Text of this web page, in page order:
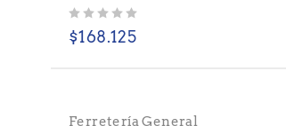
$168.125
Ferretería General